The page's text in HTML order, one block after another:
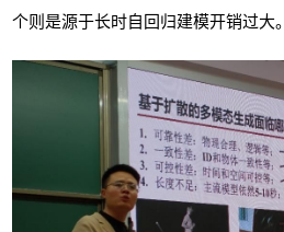
个则是源于长时自回归建模开销过大。